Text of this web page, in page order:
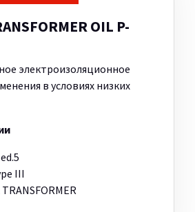
OIL P-
электроизоляционное
в условиях низких
III